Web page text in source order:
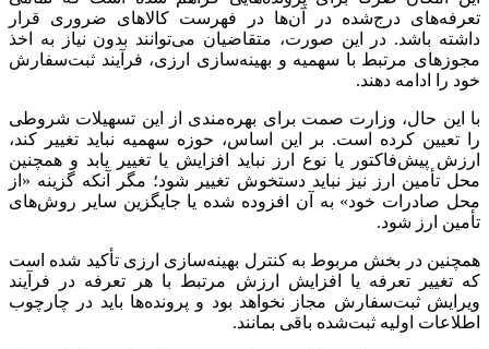
تعرفه‌های درج‌شده در آن‌ها در فهرست کالاهای ضروری قرار
داشته باشد. در این صورت، متقاضیان می‌توانند بدون نیاز به اخذ
مجوزهای مرتبط با سهمیه و بهینه‌سازی ارزی، فرآیند ثبت‌سفارش
خود را ادامه دهند.
با این حال، وزارت صمت برای بهره‌مندی از این تسهیلات شروطی
را تعیین کرده است. بر این اساس، حوزه سهمیه نباید تغییر کند،
ارزش پیش‌فاکتور یا نوع ارز نباید افزایش یا تغییر یابد و همچنین
محل تأمین ارز نیز نباید دستخوش تغییر شود؛ مگر آنکه گزینه «از
محل صادرات خود» به آن افزوده شده یا جایگزین سایر روش‌های
تأمین ارز شود.
همچنین در بخش مربوط به کنترل بهینه‌سازی ارزی تأکید شده است
که تغییر تعرفه یا افزایش ارزش مرتبط با هر تعرفه در فرآیند
ویرایش ثبت‌سفارش مجاز نخواهد بود و پرونده‌ها باید در چارچوب
اطلاعات اولیه ثبت‌شده باقی بمانند.